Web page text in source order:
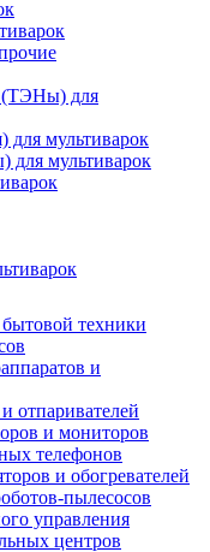
(ТЭНы) для
для мультиварок
для мультиварок
бытовой техники
и
отпаривателей
и мониторов
телефонов
и обогревателей
пылесосов
управления
центров